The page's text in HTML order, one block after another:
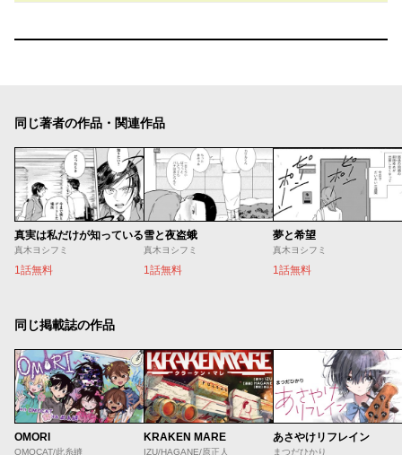
同じ著者の作品・関連作品
真実は私だけが知っている
真木ヨシフミ
1話無料
雪と夜盗蛾
真木ヨシフミ
1話無料
夢と希望
真木ヨシフミ
1話無料
同じ掲載誌の作品
OMORI
OMOCAT/此糸縫
KRAKEN MARE
IZU/HAGANE/原正人
あさやけリフレイン
まつだひかり